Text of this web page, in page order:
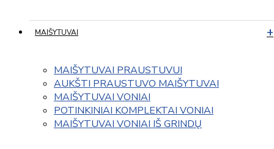
MAIŠYTUVAI
MAIŠYTUVAI PRAUSTUVUI
AUKŠTI PRAUSTUVO MAIŠYTUVAI
MAIŠYTUVAI VONIAI
POTINKINIAI KOMPLEKTAI VONIAI
MAIŠYTUVAI VONIAI IŠ GRINDŲ